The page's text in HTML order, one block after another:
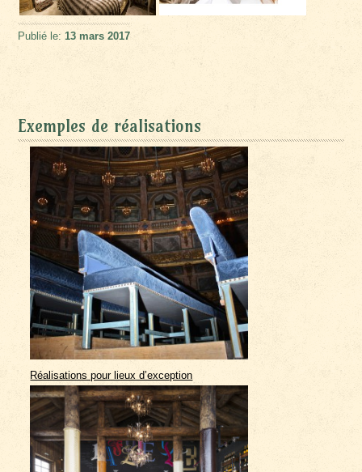
Publié le:13 mars 2017
Exemples de réalisations
Réalisations pour lieux d’exception